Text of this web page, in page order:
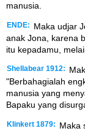
manusia.
ENDE:
Maka udjar
anak Jona, karena
itu kepadamu,
Shellabear 1912:
"Berbahagialah
manusia yang
Bapaku yang
Klinkert 1879:
Maka